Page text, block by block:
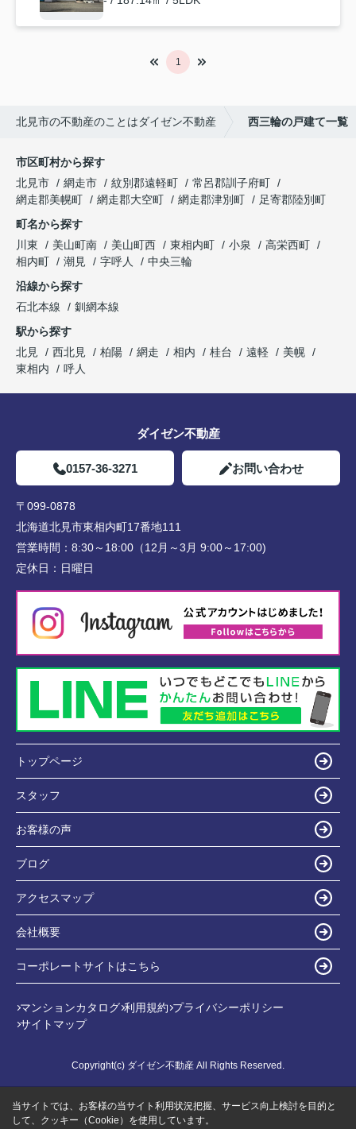
1
北見市の不動産のことはダイゼン不動産 西三輪の戸建て一覧
市区町村から探す
北見市
網走市 紋別郡遠軽町
常呂郡訓子府町
網走郡美幌町
網走郡大空町 網走郡津別町
足寄郡陸別町
町名から探す
川東
美山町南 美山町西 東相内町 小泉
高栄西町
相内町
潮見 字呼人
中央三輪
沿線から探す
石北本線
釧網本線
駅から探す
北見
西北見 柏陽 網走 相内 桂台 遠軽
美幌
東相内
呼人
ダイゼン不動産
0157-36-3271 お問い合わせ
〒099-0878
北海道北見市東相内町17番地111
営業時間： 8:30～18:00（12月～3月 9:00～17:00)
定休日： 日曜日
トップページ
スタッフ
お客様の声
ブログ
アクセスマップ
会社概要
コーポレートサイトはこちら
マンションカタログ 利用規約 プライバシーポリシー
サイトマップ
Copyright(c) ダイゼン不動産 All Rights Reserved.
当サイトでは、お客様の当サイト利用状況把握、サービス向上検討を目的と
して、クッキー（Cookie）を使用しています。